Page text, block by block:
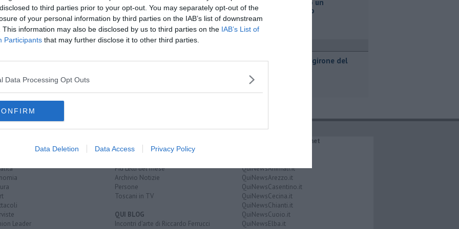
to third parties prior to your opt-out. You may separately opt-out of the
of your personal information by third parties on the IAB’s list of downstream
This information may also be disclosed by us to third parties on the IAB’s List of
Participants that may further disclose it to other third parties.
Data Processing Opt Outs
Data Deletion Data Access Privacy Policy
euro spray al peperoncino
Va a fuoco un
magazzino
Svelato il girone del
Leader
Le notizie di oggi
Più Letti del mese
Archivio Notizie
Persone
Toscani in TV
QUI BLOG
Incontri d'arte di Riccardo Ferrucci
IL NETWORK QuiNews.net
QuiNewsAnimali.it
QuiNewsArezzo.it
QuiNewsCasentino.it
QuiNewsCecina.it
QuiNewsChianti.it
QuiNewsCuoio.it
QuiNewsElba.it